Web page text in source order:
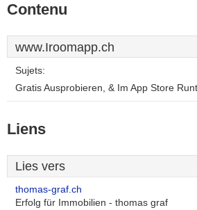
Contenu
www.Iroomapp.ch
Sujets:
Gratis Ausprobieren, & Im App Store
Liens
Lies vers
thomas-graf.ch
Erfolg für Immobilien - thomas graf